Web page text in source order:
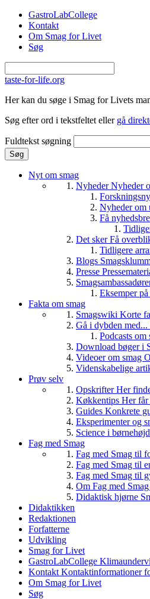
Gå til hovedindhold
GastroLabCollege
Kontakt
Om Smag for Livet
Søg
taste-for-life.org
Her kan du søge i Smag for Livets
Søg efter ord i tekstfeltet eller gå
Fuldtekst søgning
Nyt om smag
NyhederNyheder
Nyheder om
Få
Det skerFå
Tidligere
Blogs
Presse
Eksemper
Fakta om smag
Smagswiki Korte
Gå i dybden med...
Podcasts om
Download bøger i
Videoer om smag
Videnskabelige
Prøv selv
OpskrifterHer
Køkkentips Her får
Guides Konkrete
Eksperimenter og
Science i
Fag med Smag
Fag med Smag til
Fag med Smag til
Fag med Smag til
Om Fag med Smag
Didaktisk hjørne
Didaktikken
Redaktionen
Forfatterne
Udvikling
Smag for Livet
GastroLabCollege
Kontakt Kontaktinformationer
Om Smag for Livet
Søg